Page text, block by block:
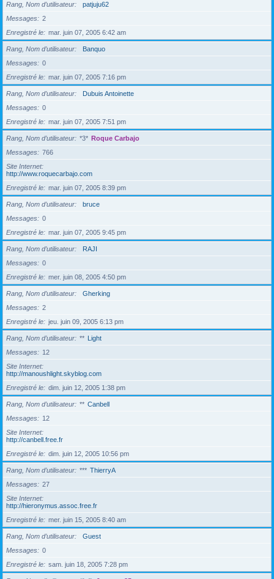
Rang, Nom d’utilisateur
patjuju62
Messages
2
Enregistré le
mar. juin 07, 2005 6:42 am
Rang, Nom d’utilisateur
Banquo
Messages
0
Enregistré le
mar. juin 07, 2005 7:16 pm
Rang, Nom d’utilisateur
Dubuis Antoinette
Messages
0
Enregistré le
mar. juin 07, 2005 7:51 pm
Rang, Nom d’utilisateur *3* Roque Carbajo
Messages
766
Site Internet
http://www.roquecarbajo.com
Enregistré le
mar. juin 07, 2005 8:39 pm
Rang, Nom d’utilisateur
bruce
Messages
0
Enregistré le
mar. juin 07, 2005 9:45 pm
Rang, Nom d’utilisateur
RAJI
Messages
0
Enregistré le
mer. juin 08, 2005 4:50 pm
Rang, Nom d’utilisateur
Gherking
Messages
2
Enregistré le
jeu. juin 09, 2005 6:13 pm
Rang, Nom d’utilisateur ** Light
Messages
12
Site Internet
http://manoushlight.skyblog.com
Enregistré le
dim. juin 12, 2005 1:38 pm
Rang, Nom d’utilisateur ** Canbell
Messages
12
Site Internet
http://canbell.free.fr
Enregistré le
dim. juin 12, 2005 10:56 pm
Rang, Nom d’utilisateur *** ThierryA
Messages
27
Site Internet
http://hieronymus.assoc.free.fr
Enregistré le
mer. juin 15, 2005 8:40 am
Rang, Nom d’utilisateur
Guest
Messages
0
Enregistré le
sam. juin 18, 2005 7:28 pm